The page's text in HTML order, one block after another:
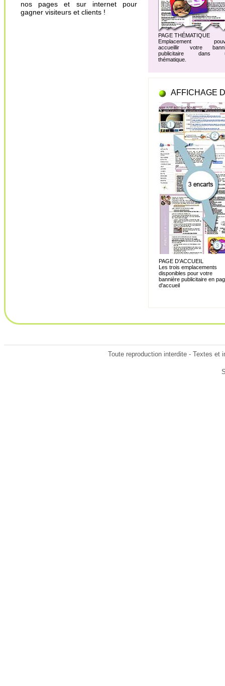
nos pages et sur internet pour
gagner visiteurs et clients !
PAGE THÉMATIQUE
Emplacement
accueillir votre
publicitaire dans
thématique.
AFFICHAGE
PAGE D'ACCUEIL
Les trois emplacements
disponibles pour votre
bannière publicitaire en
d'accueil
Toute reproduction interdite - Textes et